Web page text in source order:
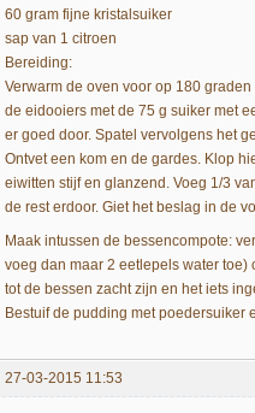
60 gram fijne kristalsuiker
sap van 1 citroen
Bereiding:
Verwarm de oven voor op 180
de eidooiers met de 75 g suiker met
er goed door. Spatel vervolgens het
Ontvet een kom en de gardes. Klop
eiwitten stijf en glanzend. Voeg 1/3
de rest erdoor. Giet het beslag in de
Maak intussen de bessencompote:
voeg dan maar 2 eetlepels water
tot de bessen zacht zijn en het iets
Bestuif de pudding met poedersuiker
27-03-2015 11:53